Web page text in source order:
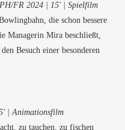
FR 2024 | 15′ | Spielfilm
die schon bes­se­re
Mana­ge­rin Mira beschließt,
Besuch einer beson­de­ren
| Animationsfilm
zu tau­chen, zu fischen